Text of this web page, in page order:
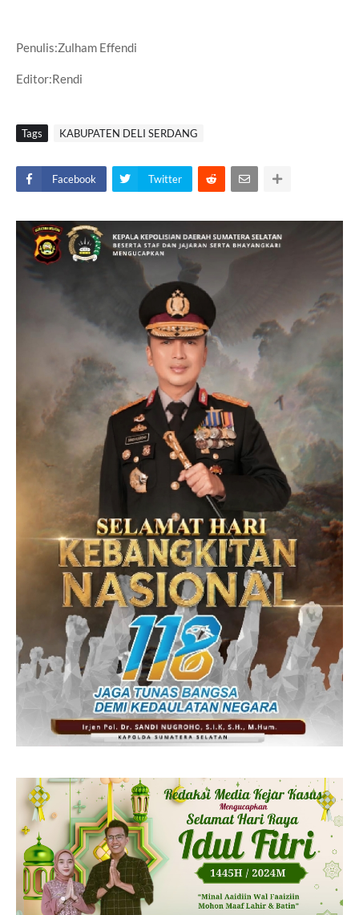
Penulis:Zulham Effendi
Editor:Rendi
Tags KABUPATEN DELI SERDANG
Facebook Twitter